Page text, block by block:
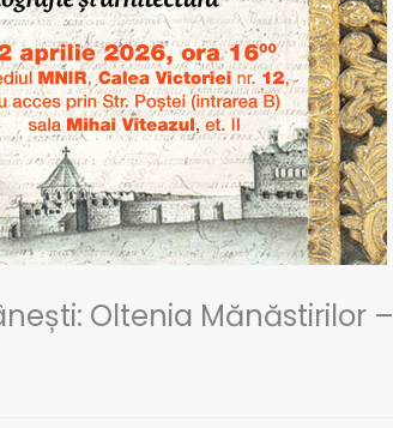
Oltenia Mănăstirilor –